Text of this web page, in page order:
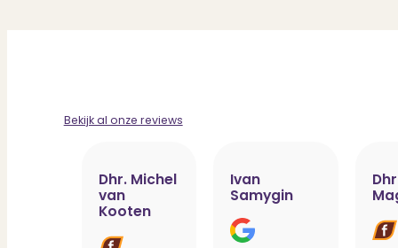
Bekijk al onze reviews
Dhr. Michel
van
Kooten
Ivan
Samygin